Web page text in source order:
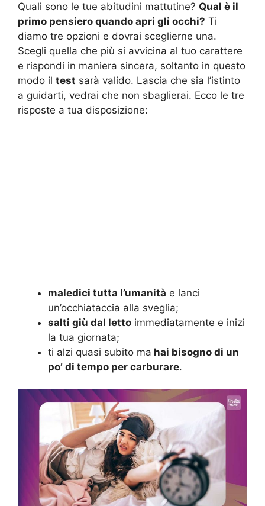
Quali sono le tue abitudini mattutine? Qual è il
primo pensiero quando apri gli occhi? Ti
diamo tre opzioni e dovrai sceglierne una.
Scegli quella che più si avvicina al tuo carattere
e rispondi in maniera sincera, soltanto in questo
modo il test sarà valido. Lascia che sia l’istinto
a guidarti, vedrai che non sbaglierai. Ecco le tre
risposte a tua disposizione:
maledici tutta l’umanità e lanci
un’occhiataccia alla sveglia;
salti giù dal letto immediatamente e inizi
la tua giornata;
ti alzi quasi subito ma hai bisogno di un
po’ di tempo per carburare.